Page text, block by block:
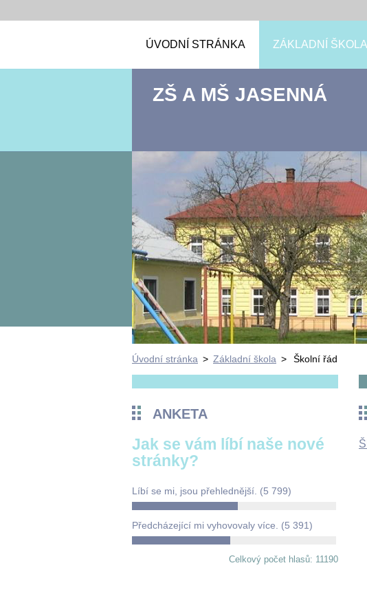
ÚVODNÍ STRÁNKA ZÁKLADNÍ ŠKOLA
ZŠ A MŠ JASENNÁ
Úvodní stránka > Základní škola > Školní řád
ANKETA
Jak se vám líbí naše nové
stránky?
Líbí se mi, jsou přehlednější. (5 799)
Předcházející mi vyhovovaly více. (5 391)
Celkový počet hlasů: 11190